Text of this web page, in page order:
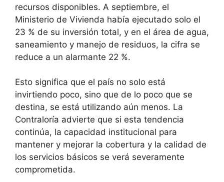
recursos disponibles. A septiembre, el
Ministerio de Vivienda había ejecutado solo el
23 % de su inversión total, y en el área de agua,
saneamiento y manejo de residuos, la cifra se
reduce a un alarmante 22 %.
Esto significa que el país no solo está
invirtiendo poco, sino que de lo poco que se
destina, se está utilizando aún menos. La
Contraloría advierte que si esta tendencia
continúa, la capacidad institucional para
mantener y mejorar la cobertura y la calidad de
los servicios básicos se verá severamente
comprometida.